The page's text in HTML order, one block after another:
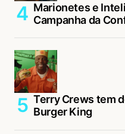
Marionetes e
Campanha da
Terry Crews tem
Burger King